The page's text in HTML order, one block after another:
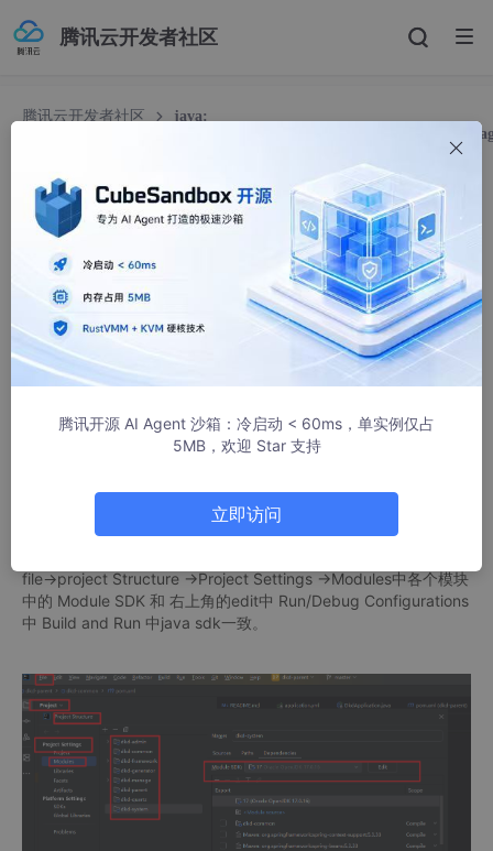
腾讯云开发者社区
腾讯云开发者社区
java:
java: java.lang.ExceptionInInitializerErrorcom.
sun.tools.javac.code.TypeTag :: UNKNOWN
1557人浏览 · 2025-11-06 11:41:51
在用idea运行时，提示这个。
java: java.lang.ExceptionInInitializerError
解决方法如下：
file->project Structure ->Project Settings ->Modules中各个模块
中的 Module SDK 和 右上角的edit中 Run/Debug Configurations
中 Build and Run 中java sdk一致。
腾讯开源 AI Agent 沙箱：冷启动 < 60ms，单实例仅占
5MB，欢迎 Star 支持
立即访问